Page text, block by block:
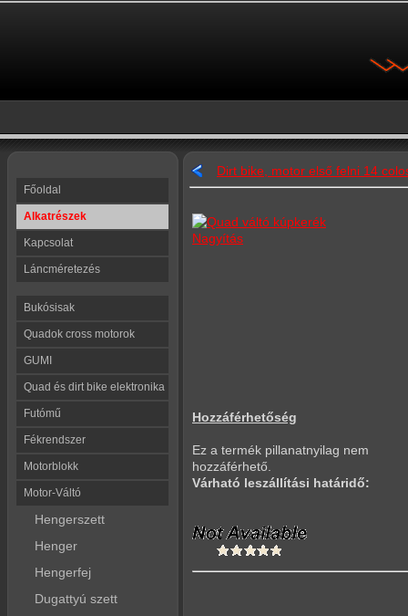
Főoldal
Alkatrészek
Kapcsolat
Láncméretezés
Bukósisak
Quadok cross motorok
GUMI
Quad és dirt bike elektronika
Futómű
Fékrendszer
Motorblokk
Motor-Váltó
Hengerszett
Henger
Hengerfej
Dugattyú szett
Dirt bike, motor első felni 14
Nagyítás
Hozzáférhetőség
Ez a termék pillanatnyilag nem
hozzáférhető.
Várható leszállítási határidő: